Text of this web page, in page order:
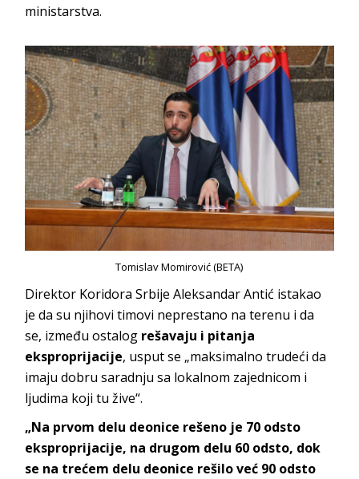
ministarstva.
Tomislav Momirović (BETA)
Direktor Koridora Srbije Aleksandar Antić istakao
je da su njihovi timovi neprestano na terenu i da
se, između ostalog rešavaju i pitanja
eksproprijacije, usput se „maksimalno trudeći da
imaju dobru saradnju sa lokalnom zajednicom i
ljudima koji tu žive“.
„Na prvom delu deonice rešeno je 70 odsto
eksproprijacije, na drugom delu 60 odsto, dok
se na trećem delu deonice rešilo već 90 odsto